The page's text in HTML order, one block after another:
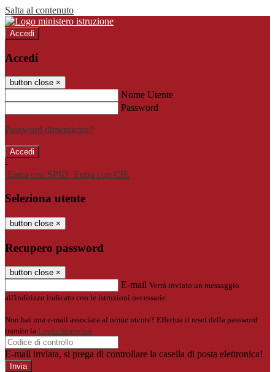
Salta al contenuto
Accedi
Accedi
button close ×
Nome Utente
Password
Password dimenticata?
-
Entra con SPID Entra con CIE
Seleziona utente
button close ×
Recupero password
button close ×
E-mail Verrà inviato un messaggio
all'indirizzo indicato con le istruzioni necessarie.
Non hai una e-mail associata al nome utente? Effettua il reset della password
tramite la Login Spaggiari
E-mail inviata, si prega di controllare la casella di posta elettronica!